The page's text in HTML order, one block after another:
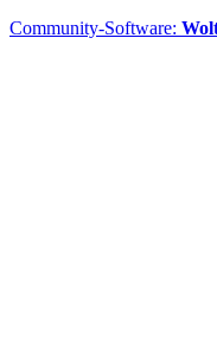
Community-Software: